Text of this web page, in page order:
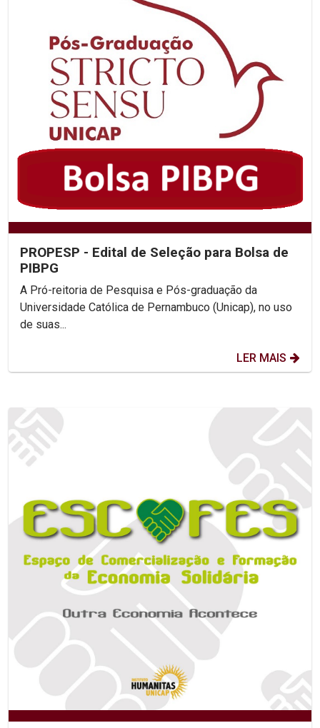
PROPESP - Edital de Seleção para Bolsa de
PIBPG
A Pró-reitoria de Pesquisa e Pós-graduação da
Universidade Católica de Pernambuco (Unicap), no uso
de suas...
LER MAIS